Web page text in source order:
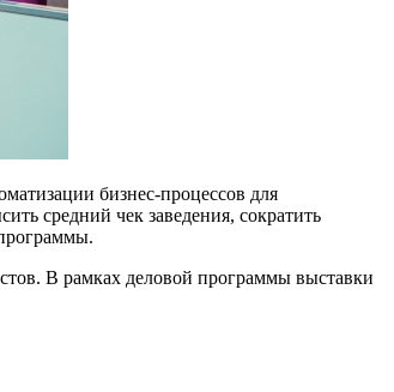
бизнес-процессов для
средний чек заведения, сократить
В рамках деловой программы выставки